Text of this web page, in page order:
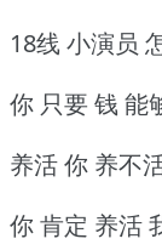
18线 小演员
你 只要 钱 能
养活 你 养不
你 肯定 养活